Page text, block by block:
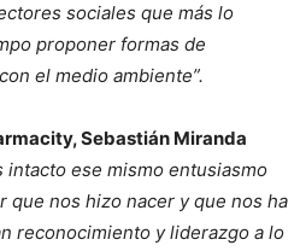
sociales que más lo
proponer formas de
el medio ambiente”.
Sebastián Miranda
intacto ese mismo entusiasmo
que nos hizo nacer y que nos ha
reconocimiento y liderazgo a lo